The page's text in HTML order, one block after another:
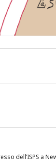
dell’ISPS a